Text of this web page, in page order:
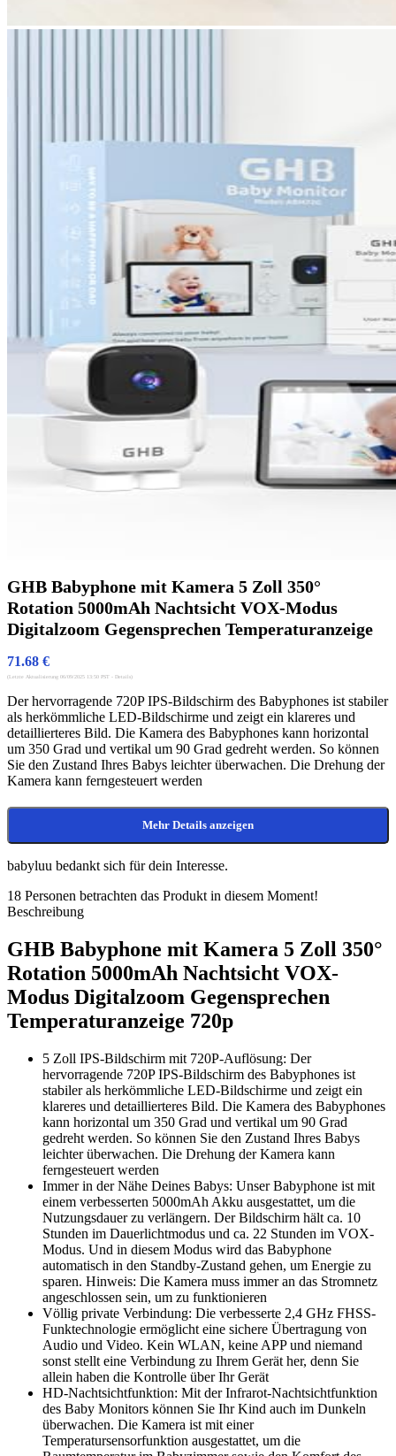
GHB Babyphone mit Kamera 5 Zoll 350°
Rotation 5000mAh Nachtsicht VOX-Modus
Digitalzoom Gegensprechen Temperaturanzeige
71.68 €
(Letzte Aktualisierung 06/09/2025 13:50 PST - Details)
Der hervorragende 720P IPS-Bildschirm des Babyphones ist stabiler
als herkömmliche LED-Bildschirme und zeigt ein klareres und
detaillierteres Bild. Die Kamera des Babyphones kann horizontal
um 350 Grad und vertikal um 90 Grad gedreht werden. So können
Sie den Zustand Ihres Babys leichter überwachen. Die Drehung der
Kamera kann ferngesteuert werden
Mehr Details anzeigen
babyluu bedankt sich für dein Interesse.
18 Personen betrachten das Produkt in diesem Moment!
Beschreibung
GHB Babyphone mit Kamera 5 Zoll 350°
Rotation 5000mAh Nachtsicht VOX-
Modus Digitalzoom Gegensprechen
Temperaturanzeige 720p
5 Zoll IPS-Bildschirm mit 720P-Auflösung: Der
hervorragende 720P IPS-Bildschirm des Babyphones ist
stabiler als herkömmliche LED-Bildschirme und zeigt ein
klareres und detaillierteres Bild. Die Kamera des Babyphones
kann horizontal um 350 Grad und vertikal um 90 Grad
gedreht werden. So können Sie den Zustand Ihres Babys
leichter überwachen. Die Drehung der Kamera kann
ferngesteuert werden
Immer in der Nähe Deines Babys: Unser Babyphone ist mit
einem verbesserten 5000mAh Akku ausgestattet, um die
Nutzungsdauer zu verlängern. Der Bildschirm hält ca. 10
Stunden im Dauerlichtmodus und ca. 22 Stunden im VOX-
Modus. Und in diesem Modus wird das Babyphone
automatisch in den Standby-Zustand gehen, um Energie zu
sparen. Hinweis: Die Kamera muss immer an das Stromnetz
angeschlossen sein, um zu funktionieren
Völlig private Verbindung: Die verbesserte 2,4 GHz FHSS-
Funktechnologie ermöglicht eine sichere Übertragung von
Audio und Video. Kein WLAN, keine APP und niemand
sonst stellt eine Verbindung zu Ihrem Gerät her, denn Sie
allein haben die Kontrolle über Ihr Gerät
HD-Nachtsichtfunktion: Mit der Infrarot-Nachtsichtfunktion
des Baby Monitors können Sie Ihr Kind auch im Dunkeln
überwachen. Die Kamera ist mit einer
Temperatursensorfunktion ausgestattet, um die